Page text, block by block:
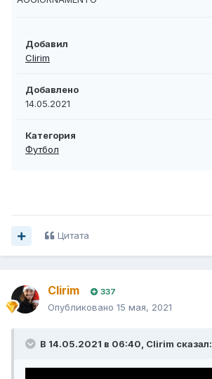
Добавил
Clirim
Добавлено
14.05.2021
Категория
Футбол
Цитата
Clirim 337
Опубликовано 15 мая, 2021
В 14.05.2021 в 06:40, Clirim сказал: